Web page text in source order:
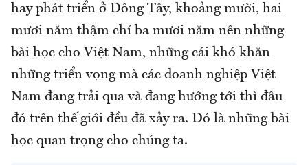
hay phát triển ở Đông Tây, khoảng mười, hai
mươi năm thậm chí ba mươi năm nên những
bài học cho Việt Nam, những cái khó khăn
những triển vọng mà các doanh nghiệp Việt
Nam đang trải qua và đang hướng tới thì đâu
đó trên thế giới đều đã xảy ra. Đó là những bài
học quan trọng cho chúng ta.